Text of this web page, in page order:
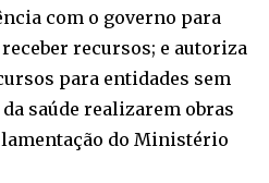
com o governo para
recursos; e autoriza
para entidades sem
saúde realizarem obras
do Ministério